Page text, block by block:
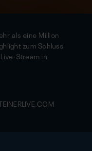
als eine Million
zum Schluss
Stream in